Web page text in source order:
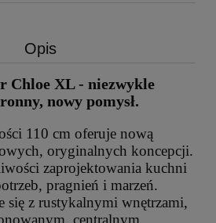
Opis
Chloe XL - niezwykle
nowy pomysł.
110 cm oferuje nową
oryginalnych koncepcji.
zaprojektowania kuchni
pragnień i marzeń.
się z rustykalnymi wnętrzami,
centralnym